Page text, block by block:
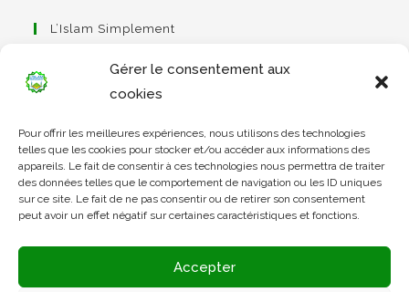
Gérer le consentement aux
cookies
Pour offrir les meilleures expériences, nous utilisons des technologies
telles que les cookies pour stocker et/ou accéder aux informations des
appareils. Le fait de consentir à ces technologies nous permettra de traiter
des données telles que le comportement de navigation ou les ID uniques
sur ce site. Le fait de ne pas consentir ou de retirer son consentement
peut avoir un effet négatif sur certaines caractéristiques et fonctions.
Accepter
L’Islam Simplement
dans
un
nouvel
onglet
Apprendre Le Coran Simplement